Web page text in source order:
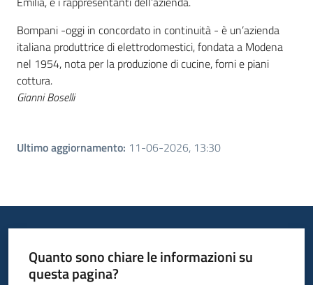
Bompani -oggi in concordato in continuità - è un’azienda
italiana produttrice di elettrodomestici,fondata a Modena
nel 1954, nota per la produzione di cucine, forni e piani
cottura.
Gianni Boselli
Ultimo aggiornamento: 11-06-2026, 13:30
Quanto sono chiare le informazioni su
questa pagina?